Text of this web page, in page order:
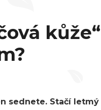
sednete. Stačí